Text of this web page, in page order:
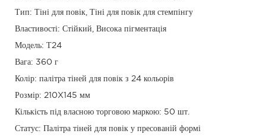
Тип: Тіні для повік, Тіні для повік для стемпінгу
Властивості: Стійкий, Висока пігментація
Модель: Т24
Вага: 360 г
Колір: палітра тіней для повік з 24 кольорів
Розмір: 210X145 мм
Кількість під власною торговою маркою: 50 шт.
Статус: Палітра тіней для повік у пресованій формі